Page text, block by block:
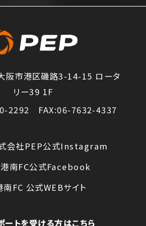
阪市港区磯路3-14-15 ロータ
リー39 1F
2292 FAX:06-7632-4337
会社PEP公式Instagram
港南FC公式Facebook
南FC 公式WEBサイト
ートを受ける方はこちら